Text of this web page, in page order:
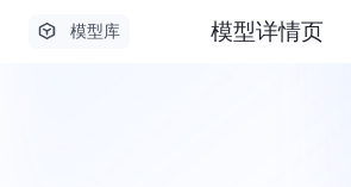
模型库 模型详情页